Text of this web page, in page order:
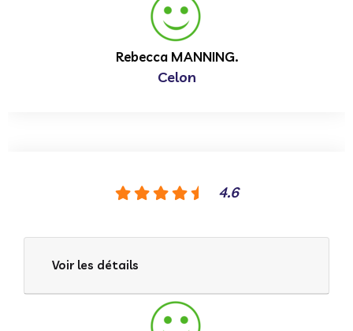
Rebecca MANNING.
Celon
4.6
Voir les détails